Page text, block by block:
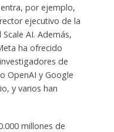
por ejemplo,
ejecutivo de la
AI. Además,
ha ofrecido
de
OpenAI y Google
y varios han
millones de